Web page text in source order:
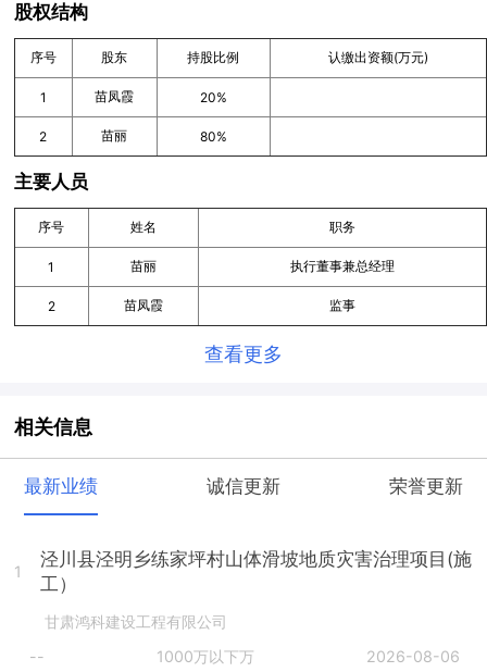
股权结构
序号 股东 持股比例 认缴出资额(万元)
1 苗凤霞 20%
2 苗丽 80%
主要人员
序号 姓名 职务
1 苗丽 执行董事兼总经理
2 苗凤霞 监事
查看更多
相关信息
最新业绩 诚信更新 荣誉更新
1
泾川县泾明乡练家坪村山体滑坡地质灾害治理项目(施
工）
甘肃鸿科建设工程有限公司
--
1000万以下万 2026-08-06